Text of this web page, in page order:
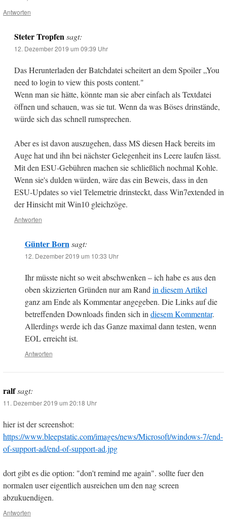
Antworten
Steter Tropfen sagt:
12. Dezember 2019 um 09:39 Uhr
Das Herunterladen der Batchdatei scheitert an dem Spoiler „You
need to login to view this posts content."
Wenn man sie hätte, könnte man sie aber einfach als Textdatei
öffnen und schauen, was sie tut. Wenn da was Böses drinstände,
würde sich das schnell rumsprechen.
Aber es ist davon auszugehen, dass MS diesen Hack bereits im
Auge hat und ihn bei nächster Gelegenheit ins Leere laufen lässt.
Mit den ESU-Gebühren machen sie schließlich nochmal Kohle.
Wenn sie's dulden würden, wäre das ein Beweis, dass in den
ESU-Updates so viel Telemetrie drinsteckt, dass Win7extended in
der Hinsicht mit Win10 gleichzöge.
Antworten
Günter Born sagt:
12. Dezember 2019 um 10:33 Uhr
Ihr müsste nicht so weit abschwenken – ich habe es aus den
oben skizzierten Gründen nur am Randin diesem Artikel
ganz am Ende als Kommentar angegeben. Die Links auf die
betreffenden Downloads finden sich indiesem Kommentar.
Allerdings werde ich das Ganze maximal dann testen, wenn
EOL erreicht ist.
Antworten
ralfsagt:
11. Dezember 2019 um 20:18 Uhr
hier ist der screenshot:
https://www.bleepstatic.com/images/news/Microsoft/windows-7/end-
of-support-ad/end-of-support-ad.jpg
dort gibt es die option: "don't remind me again". sollte fuer den
normalen user eigentlich ausreichen um den nag screen
abzukuendigen.
Antworten